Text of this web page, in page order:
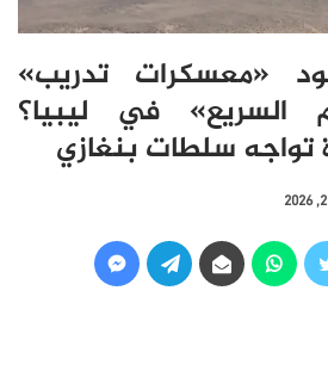
«معسكرات تدريب»
السريع» في ليبيا؟
تواجه سلطات بنغازي